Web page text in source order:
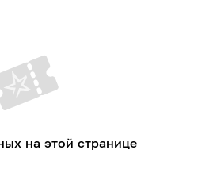
на этой странице